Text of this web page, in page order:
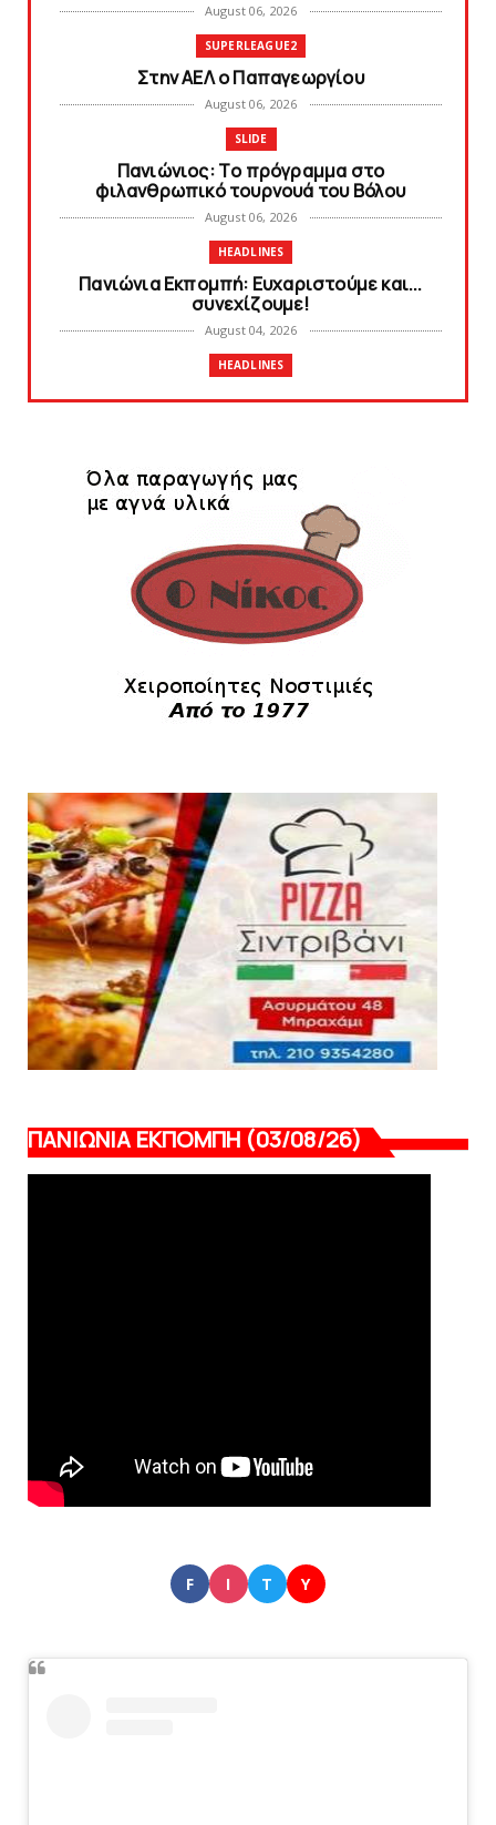
August 06, 2026
SUPERLEAGUE2
Στην AEΛ ο Παπαγεωργίου
August 06, 2026
SLIDE
Πανιώνιoς: Tο πρόγραμμα στο
φιλανθρωπικό τουρνουά του Bόλου
August 06, 2026
HEADLINES
Πανιώνια Εκπομπή: Eυχαριστούμε και...
συνεχίζουμε!
August 04, 2026
HEADLINES
Θλίψη για τον χαμό του Γιώργου
SLIDE
Ξεκινά η ελεύθερη διάθεση των εισιτηρίων
διαρκείας του βόλεϊ...
August 04, 2026
HEADLINES
Kυανέρυθρη και επίσημα η Πάτερου
August 04, 2026
SLIDE
Πανιώνια Εκπομπή: Έπεσε η αυλαία της
ΕΠΙΚΑΙΡΟΤΗΤΑ
LIVE η Πανιώνια Εκπομπή!
August 03, 2026
ΠΑΝΙΩΝΙΑ ΕΚΠΟΜΠΗ (03/08/26)
F I T Y